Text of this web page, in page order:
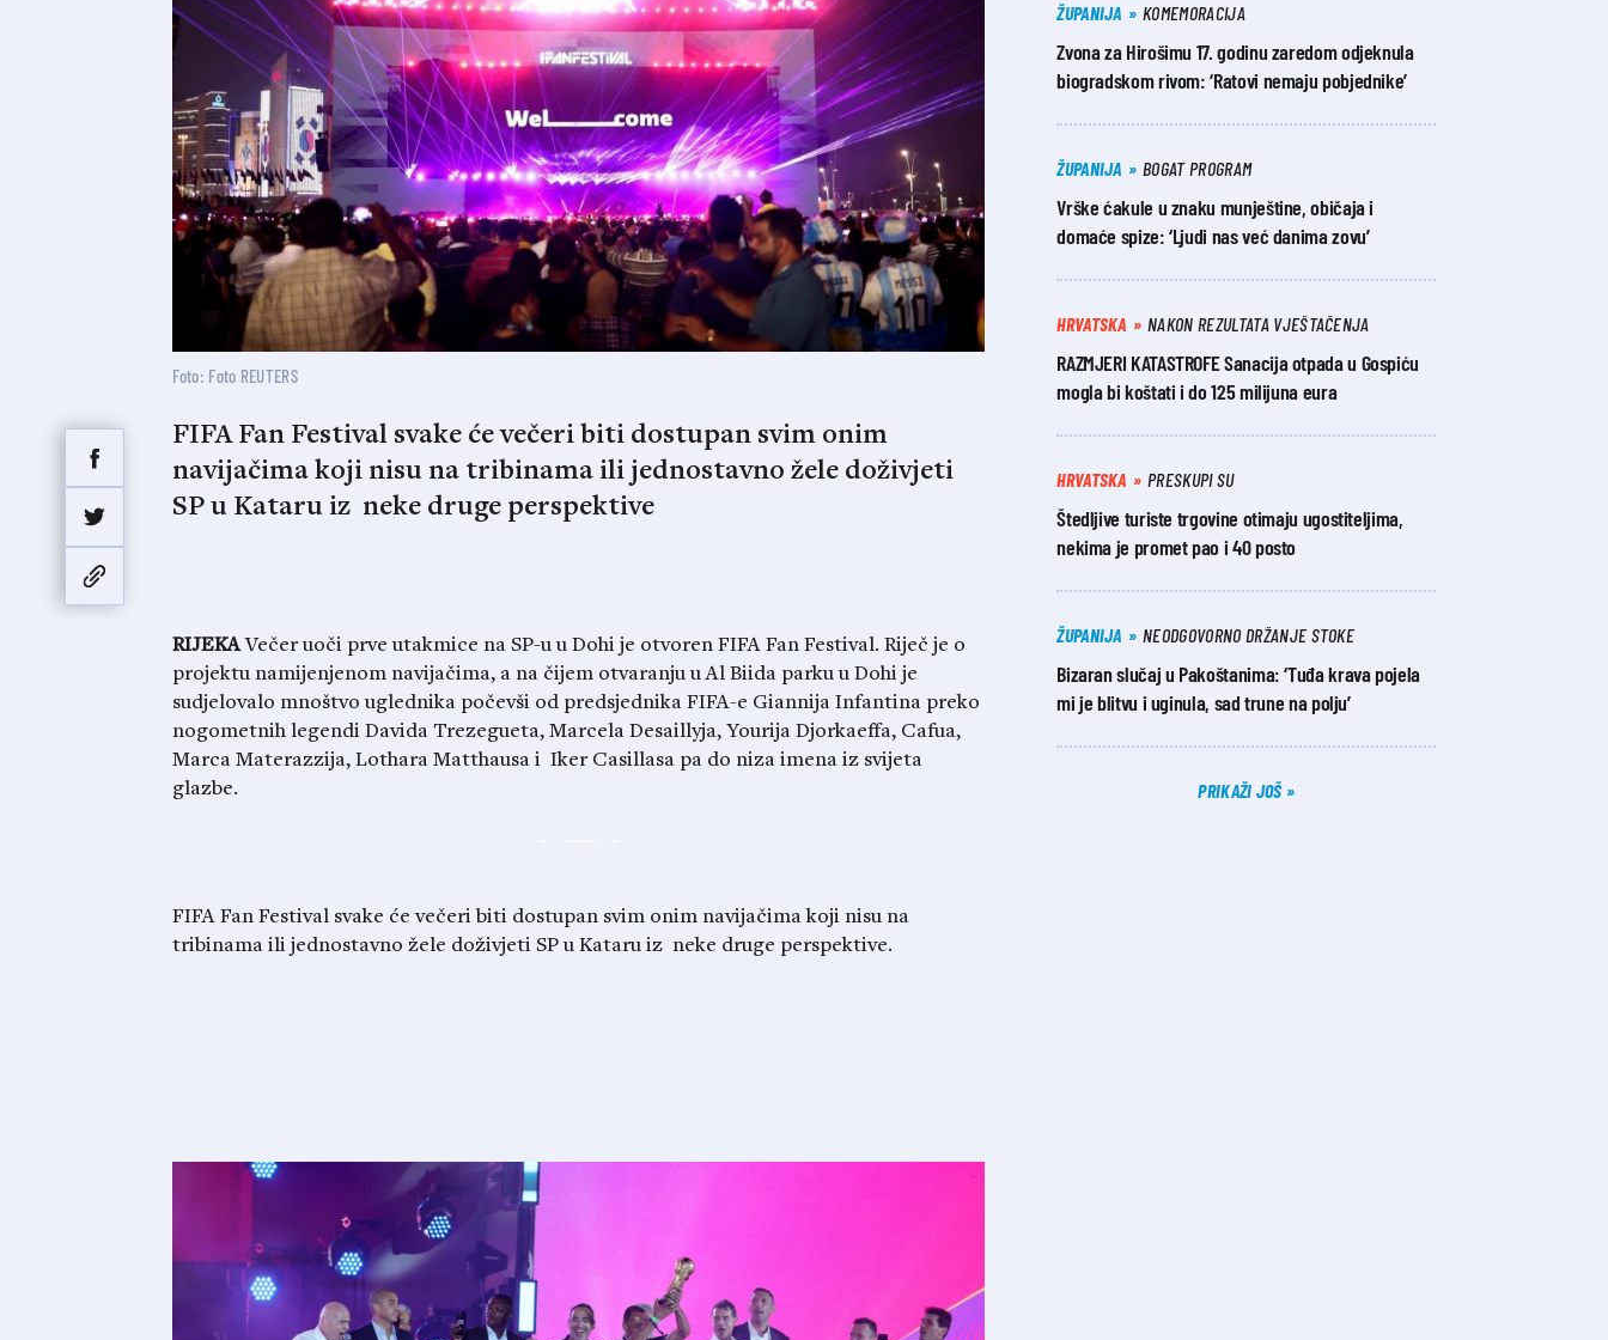
Foto: Foto REUTERS
FIFA Fan Festival svake će večeri biti dostupan svim onim
navijačima koji nisu na tribinama ili jednostavno žele doživjeti
SP u Kataru iz neke druge perspektive
RIJEKAVečer uoči prve utakmice na SP-u u Dohi je otvoren FIFA Fan Festival. Riječ je o
projektu namijenjenom navijačima, a na čijem otvaranju u Al Biida parku u Dohi je
sudjelovalo mnoštvo uglednika počevši od predsjednika FIFA-e Giannija Infantina preko
nogometnih legendi Davida Trezegueta, Marcela Desaillyja, Yourija Djorkaeffa, Cafua,
Marca Materazzija, Lothara Matthausa i Iker Casillasa pa do niza imena iz svijeta
glazbe.
FIFA Fan Festival svake će večeri biti dostupan svim onim navijačima koji nisu na
tribinama ili jednostavno žele doživjeti SP u Kataru iz neke druge perspektive.
ŽUPANIJA KOMEMORACIJA
Zvona za Hirošimu 17. godinu zaredom odjeknula
biogradskom rivom: ‘Ratovi nemaju pobjednike’
ŽUPANIJA BOGAT PROGRAM
Vrške ćakule u znaku munještine, običaja i
domaće spize: ‘Ljudi nas već danima zovu’
HRVATSKA NAKON REZULTATA VJEŠTAČENJA
RAZMJERI KATASTROFE Sanacija otpada u Gospiću
mogla bi koštati i do 125 milijuna eura
HRVATSKA PRESKUPI SU
Štedljive turiste trgovine otimaju ugostiteljima,
nekima je promet pao i 40 posto
ŽUPANIJA NEODGOVORNO DRŽANJE STOKE
Bizaran slučaj u Pakoštanima: ‘Tuđa krava pojela
mi je blitvu i uginula, sad trune na polju’
PRIKAŽI JOŠ